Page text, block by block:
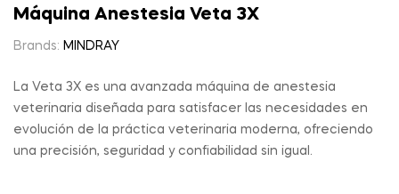
Máquina Anestesia Veta 3X
Brands: MINDRAY
La Veta 3X es una avanzada máquina de anestesia
veterinaria diseñada para satisfacer las necesidades en
evolución de la práctica veterinaria moderna, ofreciendo
una precisión, seguridad y confiabilidad sin igual.